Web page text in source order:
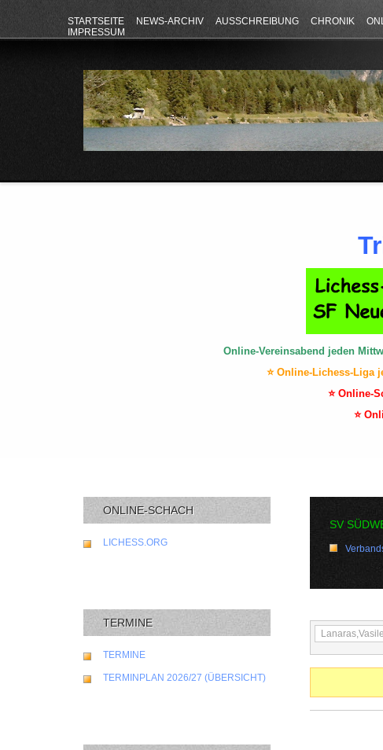
STARTSEITE NEWS-ARCHIV AUSSCHREIBUNG CHRONIK
IMPRESSUM
Online-Vereinsabend jeden
⭐ Online-Lichess-Liga
⭐ Online-
⭐
ONLINE-SCHACH
LICHESS.ORG
TERMINE
TERMINE
TERMINPLAN 2026/27 (ÜBERSICHT)
SV